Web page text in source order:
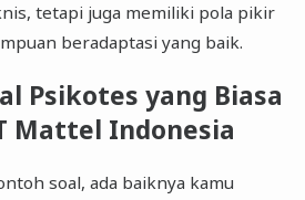
tetapi juga memiliki pola pikir
beradaptasi yang baik.
Psikotes yang Biasa
Mattel Indonesia
soal, ada baiknya kamu